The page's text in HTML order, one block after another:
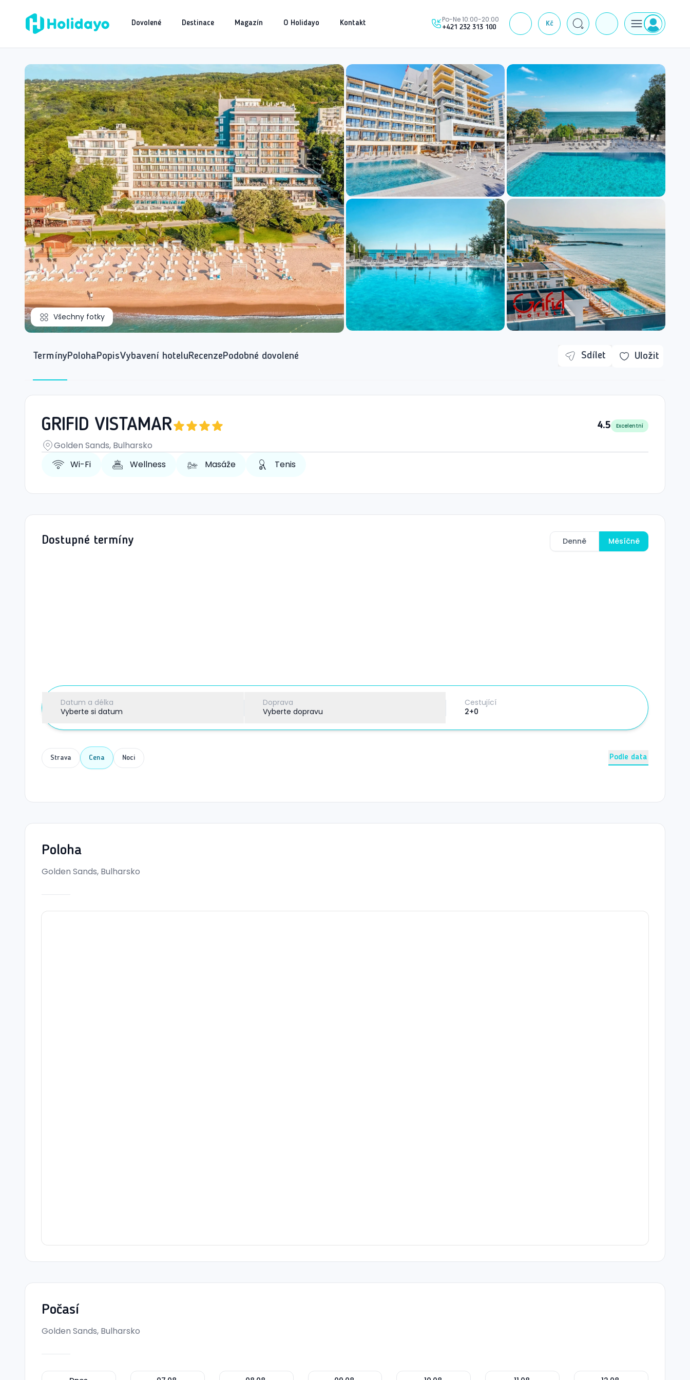
Dovolené Destinace Magazín O Holidayo Kontakt Po-Ne 10:00-20:00
+421 232 313 100 Kč J
Všechny fotky
TermínyPolohaPopisVybavení hoteluRecenzePodobné dovolené Sdílet Uložit
GRIFID VISTAMAR 4.5 Excelentní
Golden Sands, Bulharsko
Wi-Fi
Wellness Masáže Tenis
Dostupné termíny Denně Měsíčně
Datum a délka
Vyberte si datum
Doprava
Vyberte dopravu
Cestující
2+0
Strava Cena Noci Podle data
Poloha
Golden Sands, Bulharsko
Počasí
Golden Sands, Bulharsko